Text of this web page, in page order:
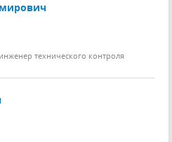
технического контроля